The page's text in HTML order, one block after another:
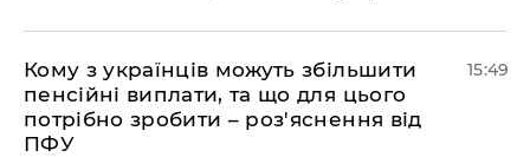
Кому з українців можуть збільшити
пенсійні виплати, та що для цього
потрібно зробити – роз'яснення від
ПФУ
15:49